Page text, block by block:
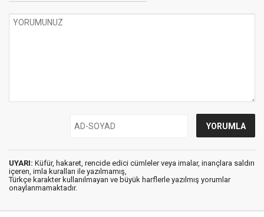
UYARI: Küfür, hakaret, rencide edici cümleler veya imalar, inançlara saldırı
içeren, imla kuralları ile yazılmamış,
Türkçe karakter kullanılmayan ve büyük harflerle yazılmış yorumlar
onaylanmamaktadır.